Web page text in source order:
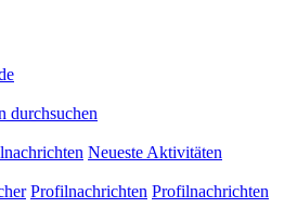
durchsuchen
Neueste Aktivitäten
Profilnachrichten Profilnachrichten